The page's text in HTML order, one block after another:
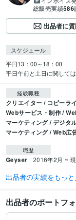
総販売実績586
出品者に
スケジュール
平日13：00～18：00
平日午前と土日に関して
経験職種
クリエイター / コピーラ
Webサービス・制作 /
マーケティング / デジタ
マーケティング / Web広
職歴
Geyser 2016年2月 ~
受賞歴
ビジネス・クリエイテ
ペライチ:5年Excel:9年
出品者の実績をもっと
出品者のポートフ